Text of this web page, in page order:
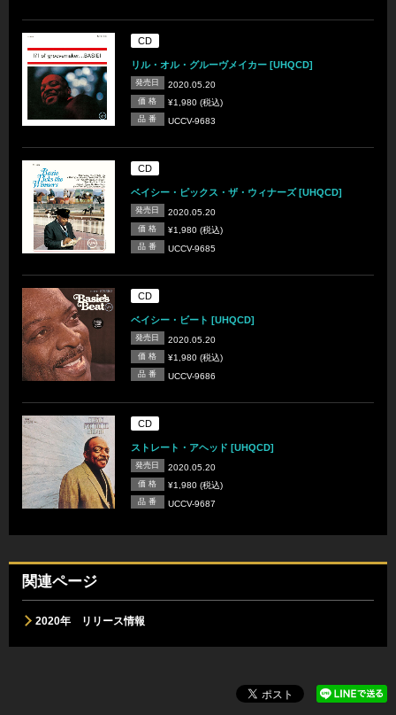
CD
リル・オル・グルーヴメイカー [UHQCD]
発売日 2020.05.20
価 格 ¥1,980 (税込)
品 番 UCCV-9683
CD
ベイシー・ピックス・ザ・ウィナーズ [UHQCD]
発売日 2020.05.20
価 格 ¥1,980 (税込)
品 番 UCCV-9685
CD
ベイシー・ビート [UHQCD]
発売日 2020.05.20
価 格 ¥1,980 (税込)
品 番 UCCV-9686
CD
ストレート・アヘッド [UHQCD]
発売日 2020.05.20
価 格 ¥1,980 (税込)
品 番 UCCV-9687
関連ページ
2020年 リリース情報